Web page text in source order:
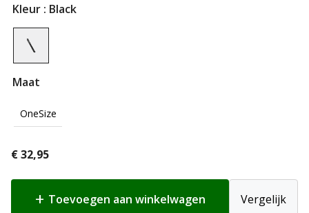
Kleur : Black
Maat
OneSize
€32,95
Toevoegen aan winkelwagen Vergelijk